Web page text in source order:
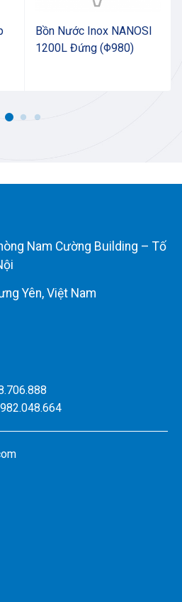
Bồn Nước Inox NANOSI
1200L Đứng (Φ980)
Nam Cường Building – Tố
Yên, Việt Nam